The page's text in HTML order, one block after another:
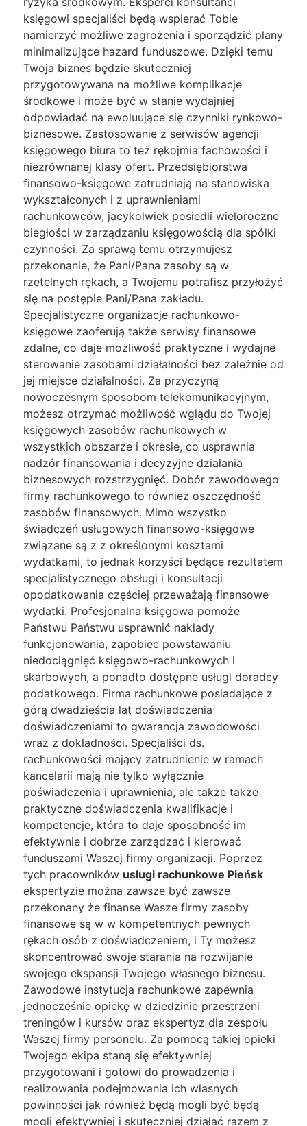
księgowi specjaliści będą wspierać Tobie
namierzyć możliwe zagrożenia i sporządzić plany
minimalizujące hazard funduszowe. Dzięki temu
Twoja biznes będzie skuteczniej
przygotowywana na możliwe komplikacje
środkowe i może być w stanie wydajniej
odpowiadać na ewoluujące się czynniki rynkowo-
biznesowe. Zastosowanie z serwisów agencji
księgowego biura to też rękojmia fachowości i
niezrównanej klasy ofert. Przedsiębiorstwa
finansowo-księgowe zatrudniają na stanowiska
wykształconych i z uprawnieniami
rachunkowców, jacykolwiek posiedli wieloroczne
biegłości w zarządzaniu księgowością dla spółki
czynności. Za sprawą temu otrzymujesz
przekonanie, że Pani/Pana zasoby są w
rzetelnych rękach, a Twojemu potrafisz przyłożyć
się na postępie Pani/Pana zakładu.
Specjalistyczne organizacje rachunkowo-
księgowe zaoferują także serwisy finansowe
zdalne, co daje możliwość praktyczne i wydajne
sterowanie zasobami działalności bez zależnie od
jej miejsce działalności. Za przyczyną
nowoczesnym sposobom telekomunikacyjnym,
możesz otrzymać możliwość wglądu do Twojej
księgowych zasobów rachunkowych w
wszystkich obszarze i okresie, co usprawnia
nadzór finansowania i decyzyjne działania
biznesowych rozstrzygnięć. Dobór zawodowego
firmy rachunkowego to również oszczędność
zasobów finansowych. Mimo wszystko
świadczeń usługowych finansowo-księgowe
związane są z z określonymi kosztami
wydatkami, to jednak korzyści będące rezultatem
specjalistycznego obsługi i konsultacji
opodatkowania częściej przeważają finansowe
wydatki. Profesjonalna księgowa pomoże
Państwu Państwu usprawnić nakłady
funkcjonowania, zapobiec powstawaniu
niedociągnięć księgowo-rachunkowych i
skarbowych, a ponadto dostępne usługi doradcy
podatkowego. Firma rachunkowe posiadające z
górą dwadzieścia lat doświadczenia
doświadczeniami to gwarancja zawodowości
wraz z dokładności. Specjaliści ds.
rachunkowości mający zatrudnienie w ramach
kancelarii mają nie tylko wyłącznie
poświadczenia i uprawnienia, ale także także
praktyczne doświadczenia kwalifikacje i
kompetencje, która to daje sposobność im
efektywnie i dobrze zarządzać i kierować
funduszami Waszej firmy organizacji. Poprzez
tych pracowników usługi rachunkowe Pieńsk
ekspertyzie można zawsze być zawsze
przekonany że finanse Wasze firmy zasoby
finansowe są w w kompetentnych pewnych
rękach osób z doświadczeniem, i Ty możesz
skoncentrować swoje starania na rozwijanie
swojego ekspansji Twojego własnego biznesu.
Zawodowe instytucja rachunkowe zapewnia
jednocześnie opiekę w dziedzinie przestrzeni
treningów i kursów oraz ekspertyz dla zespołu
Waszej firmy personelu. Za pomocą takiej opieki
Twojego ekipa staną się efektywniej
przygotowani i gotowi do prowadzenia i
realizowania podejmowania ich własnych
powinności jak również będą mogli być będą
mogli efektywniej i skuteczniej działać razem z